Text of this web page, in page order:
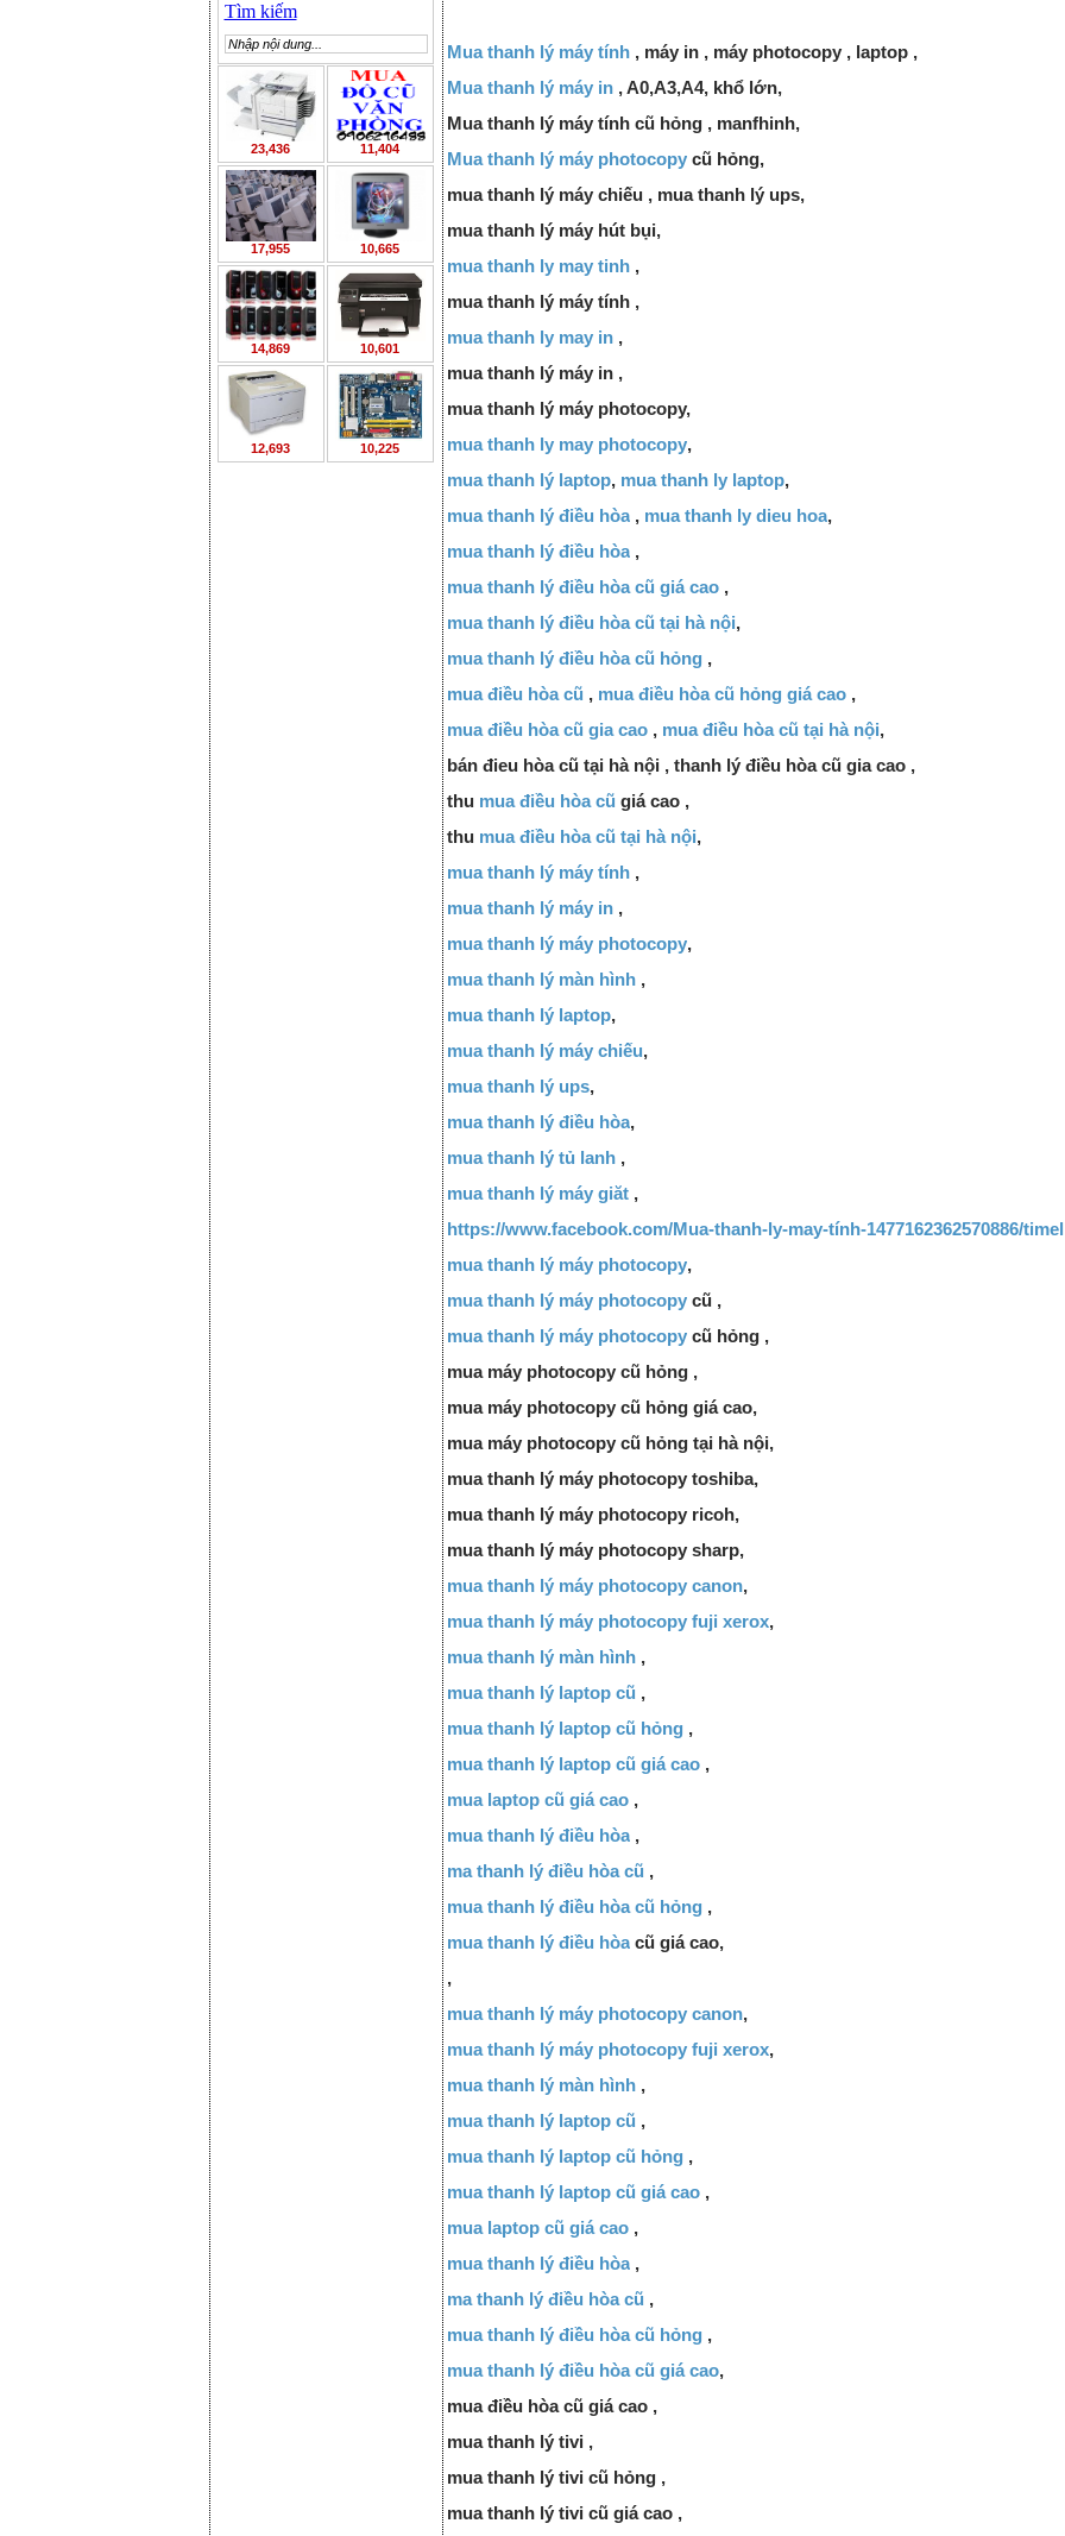
Tìm kiếm
23,436 11,404
17,955 10,665
14,869 10,601
12,693 10,225
Mua thanh lý máy tính, máy in , máy photocopy , laptop ,
Mua thanh lý máy in, A0,A3,A4, khổ lớn,
Mua thanh lý máy tính cũ hỏng , manfhinh,
Mua thanh lý máy photocopycũ hỏng,
mua thanh lý máy chiếu , mua thanh lý ups,
mua thanh lý máy hút bụi,
mua thanh ly may tinh,
mua thanh lý máy tính ,
mua thanh ly may in,
mua thanh lý máy in ,
mua thanh lý máy photocopy,
mua thanh ly may photocopy,
mua thanh lý laptop, mua thanh ly laptop,
mua thanh lý điều hòa, mua thanh ly dieu hoa,
mua thanh lý điều hòa,
mua thanh lý điều hòa cũ giá cao,
mua thanh lý điều hòa cũ tại hà nội,
mua thanh lý điều hòa cũ hỏng,
mua điều hòa cũ , mua điều hòa cũ hỏng giá cao,
mua điều hòa cũ gia cao, mua điều hòa cũ tại hà nội,
bán đieu hòa cũ tại hà nội , thanh lý điều hòa cũ gia cao ,
thu mua điều hòa cũ giá cao ,
thu mua điều hòa cũ tại hà nội,
mua thanh lý máy tính,
mua thanh lý máy in,
mua thanh lý máy photocopy,
mua thanh lý màn hình,
mua thanh lý laptop,
mua thanh lý máy chiếu,
mua thanh lý ups,
mua thanh lý điều hòa,
mua thanh lý tủ lanh,
mua thanh lý máy giăt,
https://www.facebook.com/Mua-thanh-ly-may-tính-1477162362570886/
mua thanh lý máy photocopy,
mua thanh lý máy photocopycũ ,
mua thanh lý máy photocopycũ hỏng ,
mua máy photocopy cũ hỏng ,
mua máy photocopy cũ hỏng giá cao,
mua máy photocopy cũ hỏng tại hà nội,
mua thanh lý máy photocopy toshiba,
mua thanh lý máy photocopy ricoh,
mua thanh lý máy photocopy sharp,
mua thanh lý máy photocopy canon,
mua thanh lý máy photocopy fuji xerox,
mua thanh lý màn hình,
mua thanh lý laptop cũ ,
mua thanh lý laptop cũ hỏng,
mua thanh lý laptop cũ giá cao,
mua laptop cũ giá cao,
mua thanh lý điều hòa,
ma thanh lý điều hòa cũ ,
mua thanh lý điều hòa cũ hỏng,
mua thanh lý điều hòacũ giá cao,
,
mua thanh lý máy photocopy canon,
mua thanh lý máy photocopy fuji xerox,
mua thanh lý màn hình,
mua thanh lý laptop cũ ,
mua thanh lý laptop cũ hỏng,
mua thanh lý laptop cũ giá cao,
mua laptop cũ giá cao,
mua thanh lý điều hòa,
ma thanh lý điều hòa cũ ,
mua thanh lý điều hòa cũ hỏng,
mua thanh lý điều hòa cũ giá cao,
mua điều hòa cũ giá cao ,
mua thanh lý tivi ,
mua thanh lý tivi cũ hỏng ,
mua thanh lý tivi cũ giá cao ,